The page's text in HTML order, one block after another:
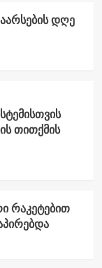
დღე
თითქმის
რაკეტებით